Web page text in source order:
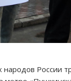
России